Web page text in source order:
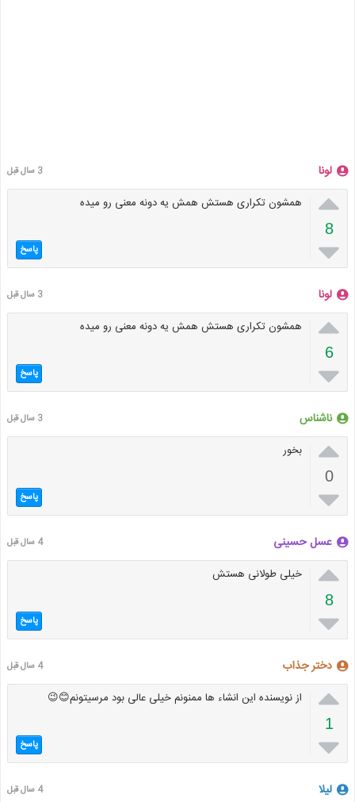
لونا 3 سال قبل

8

همشون تکراری هستش همش یه دونه معنی رو میده
پاسخ
لونا 3 سال قبل

6

همشون تکراری هستش همش یه دونه معنی رو میده
پاسخ
ناشناس 3 سال قبل

0

بخور
پاسخ
عسل حسینی 4 سال قبل

8

خیلی طولانی هستش
پاسخ
دختر جذاب 4 سال قبل

1

از نویسنده این انشاء ها ممنونم خیلی عالی بود مرسیتونم😊😉
پاسخ
لیلا 4 سال قبل